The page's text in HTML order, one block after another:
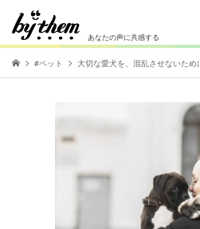
あなたの声に共感する
#ペット 大切な愛犬を、混乱させないた